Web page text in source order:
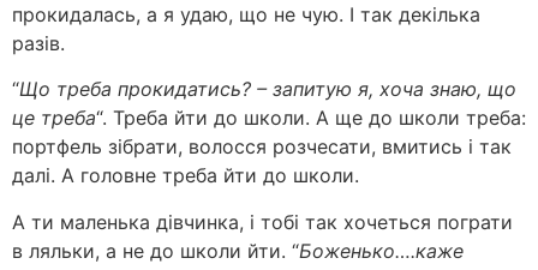
прокидалась, а я удаю, що не чую. І так декілька
разів.
“Що треба прокидатись? – запитую я, хоча знаю, що
це треба“. Треба йти до школи. А ще до школи треба:
портфель зібрати, волосся розчесати, вмитись і так
далі. А головне треба йти до школи.
А ти маленька дівчинка, і тобі так хочеться пограти
в ляльки, а не до школи йти. “Боженько….каже